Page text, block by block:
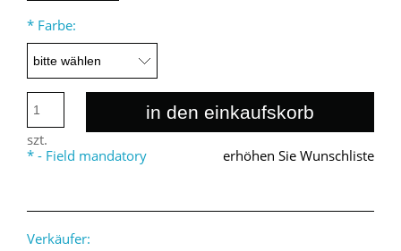
* Farbe:
szt.
in den einkaufskorb
erhöhen Sie Wunschliste
* - Field mandatory
Verkäufer: